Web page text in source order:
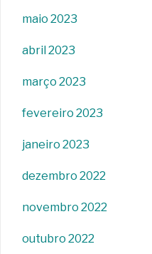
maio 2023
abril 2023
março 2023
fevereiro 2023
janeiro 2023
dezembro 2022
novembro 2022
outubro 2022